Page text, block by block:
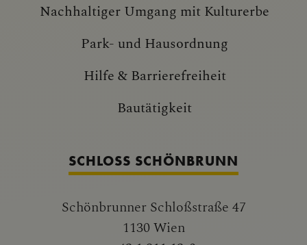
Nachhaltiger Umgang mit Kulturerbe
Park- und Hausordnung
Hilfe & Barrierefreiheit
Bautätigkeit
SCHLOSS SCHÖNBRUNN
Schönbrunner Schloßstraße 47
1130 Wien